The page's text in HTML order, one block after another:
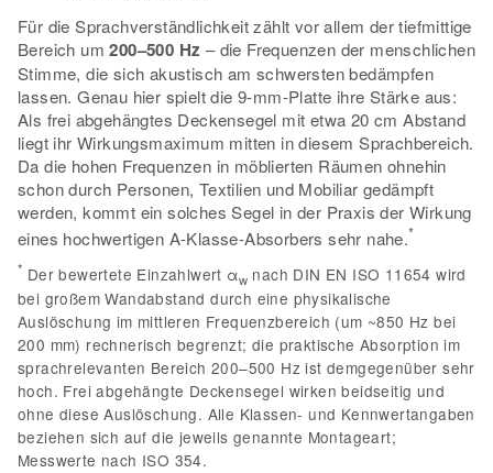
Für die Sprachverständlichkeit zählt vor allem der tiefmittige
Bereich um200–500 Hz – die Frequenzen der menschlichen
Stimme, die sich akustisch am schwersten bedämpfen
lassen. Genau hier spielt die 9-mm-Platte ihre Stärke aus:
Als frei abgehängtes Deckensegel mit etwa 20 cm Abstand
liegt ihr Wirkungsmaximum mitten in diesem Sprachbereich.
Da die hohen Frequenzen in möblierten Räumen ohnehin
schon durch Personen, Textilien und Mobiliar gedämpft
werden, kommt ein solches Segel in der Praxis der Wirkung
eines hochwertigen A-Klasse-Absorbers sehr nahe.*
* Der bewertete Einzahlwert αw nach DIN EN ISO 11654 wird
bei großem Wandabstand durch eine physikalische
Auslöschung im mittleren Frequenzbereich (um ~850 Hz bei
200 mm) rechnerisch begrenzt; die praktische Absorption im
sprachrelevanten Bereich 200–500 Hz ist demgegenüber sehr
hoch. Frei abgehängte Deckensegel wirken beidseitig und
ohne diese Auslöschung. Alle Klassen- und Kennwertangaben
beziehen sich auf die jeweils genannte Montageart;
Messwerte nach ISO 354.